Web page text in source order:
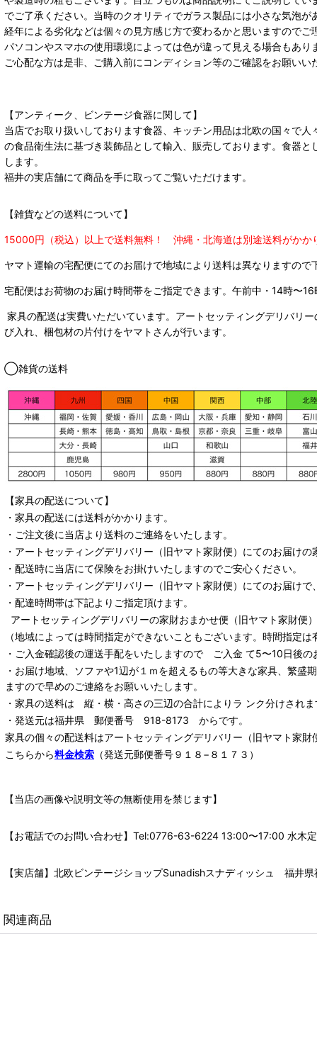
でご了承ください。当時のクオリティでガラス製品には小さな気泡が
経年による劣化などは個々の見方感じ方で変わるかと思いますのでご
パソコンやスマホの使用環境によっては色が違って見える場合もあ
ご心配な方は是非、ご購入前にコンディション等のご確認をお願い
【アンティーク、ビンテージ食器に関して】
当店でお取り扱いしております食器、キッチン用品は北欧の国々で
の食品衛生法に基づき装飾品として輸入、販売しております。食器
します。
福井の実店舗にて商品を手に取ってご覧いただけます。
【雑貨などの送料について】
15000円（税込）以上で送料無料！ 沖縄・北海道は別途送料がかか
ヤマト運輸の宅配便にてのお届けで地域により送料は異なりますので
宅配便はお荷物のお届け時間帯をご指定できます。 午前中・14時〜
家具の配送は実費いただいています。アートセッティングデリバリ
び入れ、梱包材の片付けをヤマトさんが行います。
◯雑貨の送料
【家具の配送について】
・家具の配送には送料がかかります。
・ご注文後に当店より送料のご連絡をいたします。
・ アートセッティングデリバリー （旧ヤマト家財便） にてのお届けの
・配送時に当店にて保険をお掛けいたしますのでご安心ください。
・ アートセッティングデリバリー （旧ヤマト家財便） にてのお届けで
・配達時間帯は下記よりご指定頂けます。
アートセッティングデリバリーの家財おまかせ便 （旧ヤマト家財便
（地域によっては時間指定ができないこともございます。時間指定
・ご入金確認後の運送手配をいたしますので ご入金 て5〜10日後の
・お届け地域、ソファや1辺が１ｍを超えるもの等大きな家具、繁
ますので早めのご連絡をお願いいたします。
・家具の送料は 縦・横・高さの三辺の合計によりラ ンク分けされま
・発送元は福井県 郵便番号 918-8173 からです。
家具の個々の配送料はアートセッティングデリバリー （旧ヤマト家財
こちらから料金検索 （発送元郵便番号９１８−８１７３）
【当店の画像や説明文等の無断使用を禁じます】
【お電話でのお問い合わせ】Tel:0776-63-6224 13:00〜17:00 水木
【実店舗】北欧ビンテージショップSunadishスナディッシュ 福井
関連商品